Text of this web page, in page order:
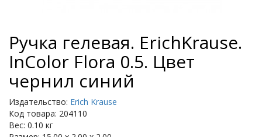
Ручка гелевая. ErichKrause.
InColor Flora 0.5. Цвет
чернил синий
Издательство: Erich Krause
Код товара: 204110
Вес: 0.10 кг